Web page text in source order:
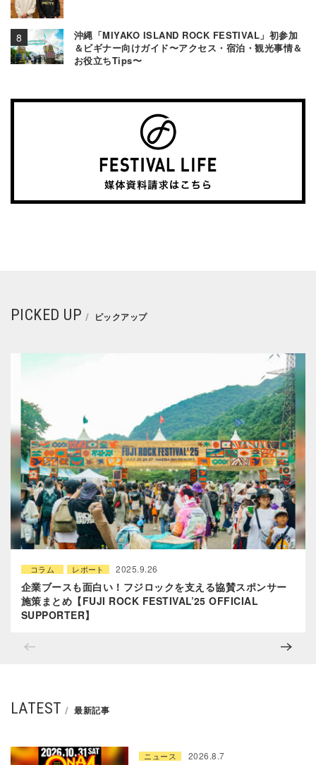
沖縄「MIYAKO ISLAND ROCK FESTIVAL」初参加
＆ビギナー向けガイド〜アクセス・宿泊・観光事情＆
お役立ちTips〜
PICKED UP ピックアップ
コラム レポート 2025.9.26
企業ブースも面白い！フジロックを支える協賛スポンサー
施策まとめ【FUJI ROCK FESTIVAL’25 OFFICIAL
SUPPORTER】
LATEST 最新記事
ニュース 2026.8.7